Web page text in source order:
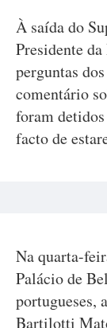
À saída do
Presidente
perguntas
comentário
foram
facto de
Na quarta-
Palácio de
portugueses,
Bartilotti